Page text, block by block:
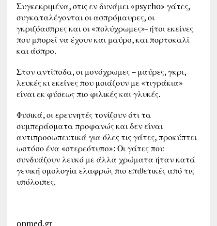
Συγκεκριμένα, στις εν δυνάμει «psycho» γάτες,
συγκαταλέγονται οι ασπρόμαυρες, οι
γκριζόασπρες και οι «πολύχρωμες»- ήτοι εκείνες
που μπορεί να έχουν και μαύρο, και πορτοκαλί
και άσπρο.
Στον αντίποδα, οι μονόχρωμες – μαύρες, γκρι,
λευκές κι εκείνες που μοιάζουν με «τιγράκια»
είναι εκ φύσεως πιο φιλικές και γλυκές.
Φυσικά, οι ερευνητές τονίζουν ότι τα
συμπεράσματα προφανώς και δεν είναι
αντιπροσωπευτικά για όλες τις γάτες, προκύπτει
ωστόσο ένα «στερεότυπο»: Οι γάτες που
συνδυάζουν λευκό με άλλα χρώματα ήταν κατά
γενική ομολογία ελαφρώς πιο επιθετικές από τις
υπόλοιπες.
onmed.gr